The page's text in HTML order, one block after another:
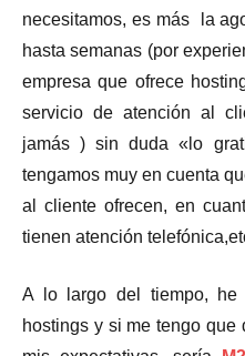
necesitamos, es más la
hasta semanas (por
empresa que ofrece
servicio de atención al
jamás ) sin duda «lo
tengamos muy en cuenta
al cliente ofrecen, en
tienen atención
A lo largo del tiempo, he
hostings y si me tengo que